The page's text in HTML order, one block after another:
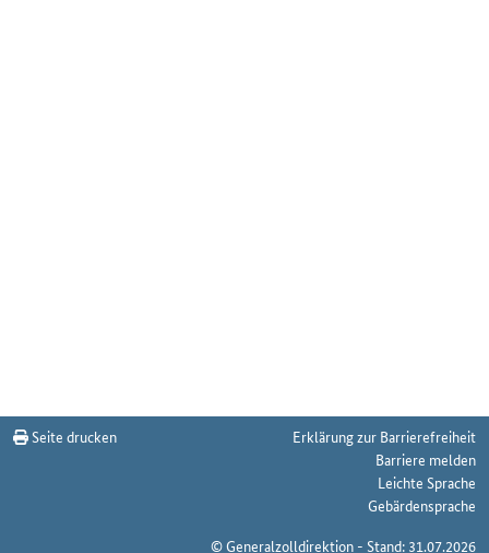
Seite drucken
Erklärung zur Barrierefreiheit
Barriere melden
Leichte Sprache
Gebärdensprache
© Generalzolldirektion - Stand: 31.07.2026